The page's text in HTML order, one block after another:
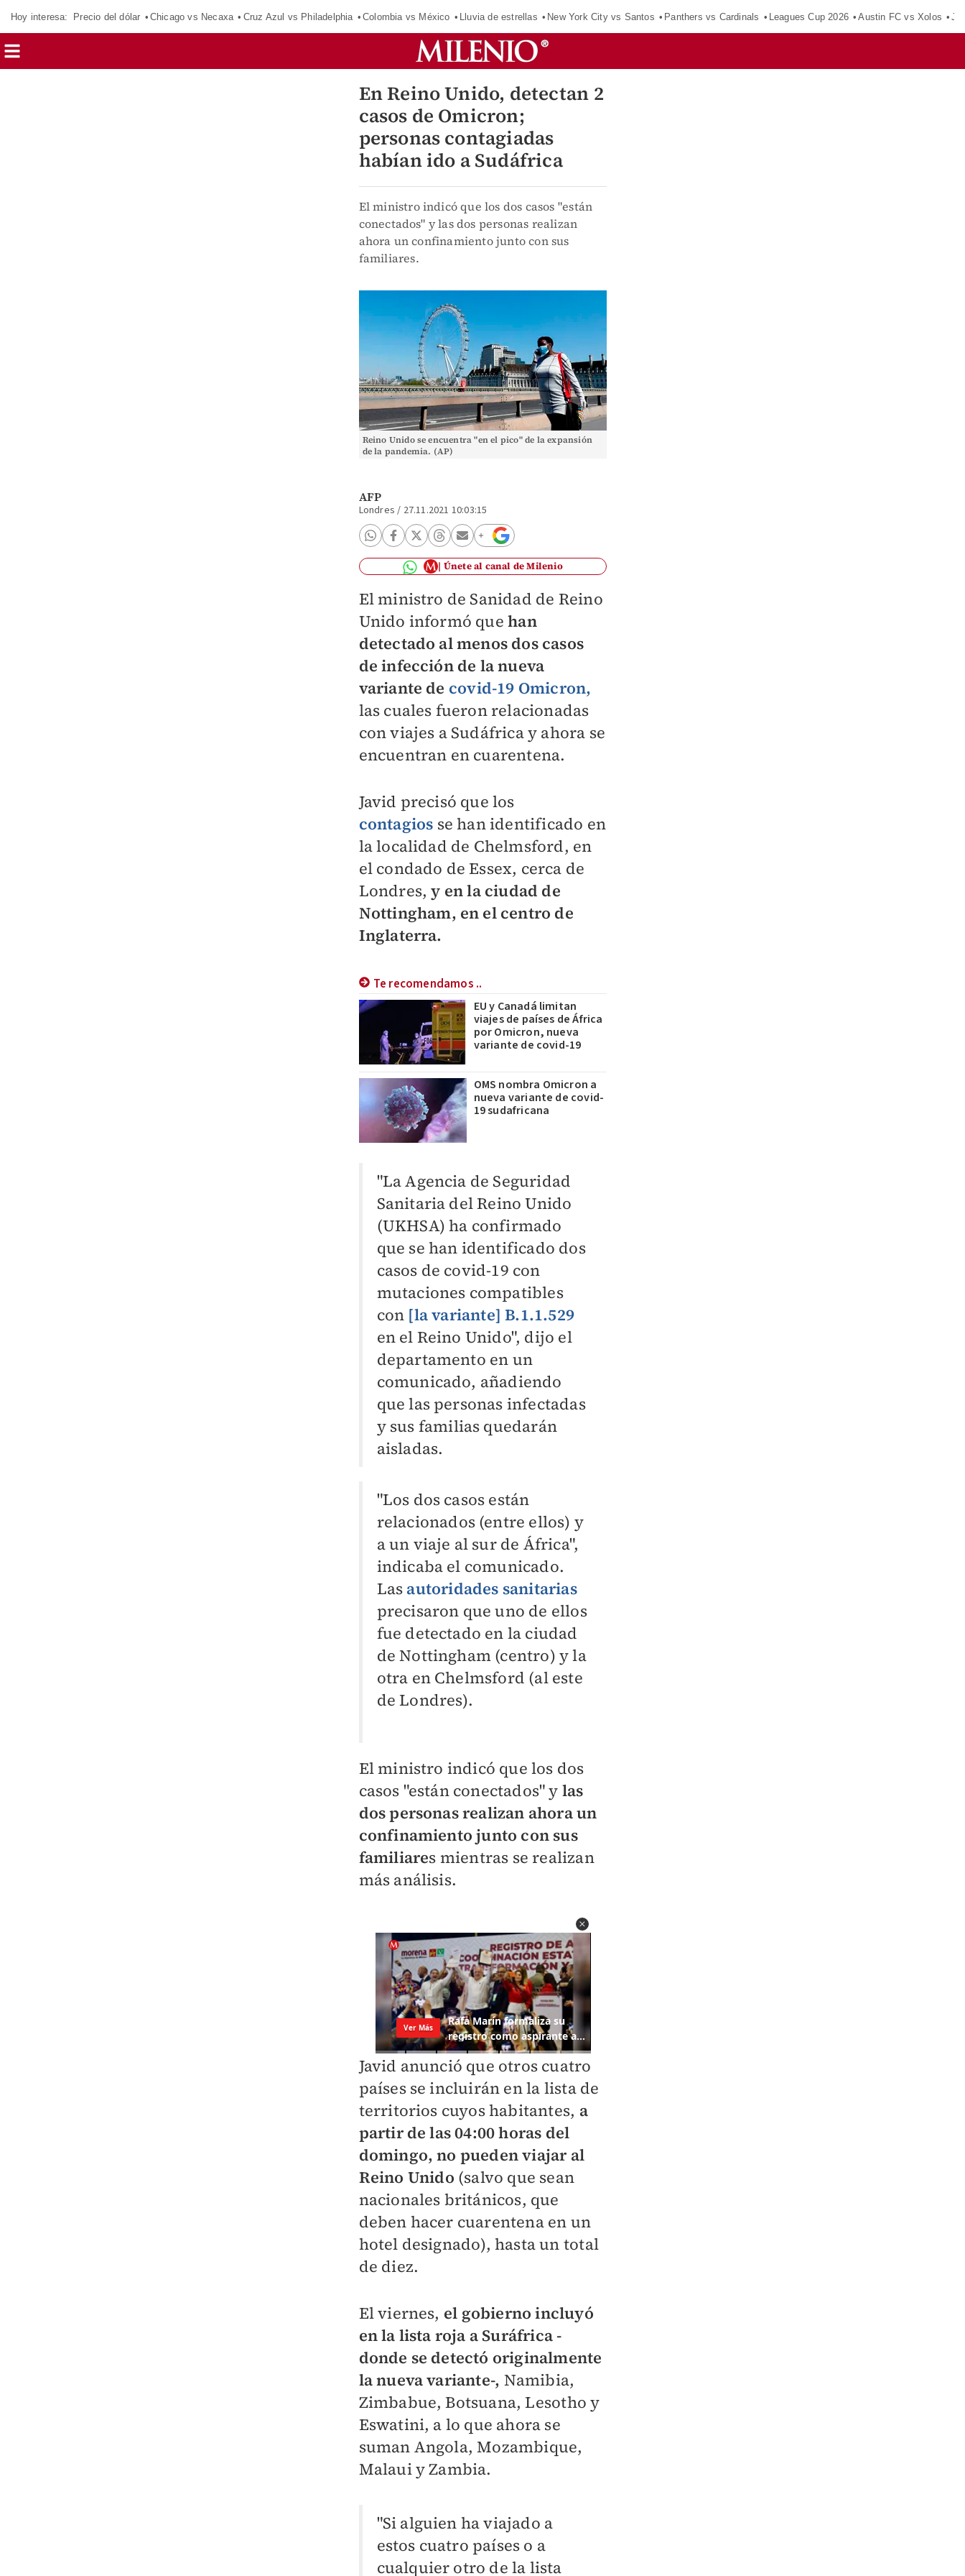
Hoy interesa: Precio del dólar Chicago vs Necaxa Cruz Azul vs Philadelphia Colombia vs México Lluvia de estrellas New York City vs Santos Panthers vs Cardinals Leagues Cup 2026 Austin FC vs Xolos
En Reino Unido, detectan 2
casos de Omicron;
personas contagiadas
habían ido a Sudáfrica
El ministro indicó que los dos casos "están
conectados" y las dos personas realizan
ahora un confinamiento junto con sus
familiares.
Reino Unido se encuentra "en el pico" de la expansión
de la pandemia. (AP)
AFP
Londres / 27.11.2021 10:03:15
Únete al canal de Milenio
El ministro de Sanidad de Reino
Unido informó que han
detectado al menos dos casos
de infección de la nueva
variante de covid-19 Omicron,
las cuales fueron relacionadas
con viajes a Sudáfrica y ahora se
encuentran en cuarentena.
Javid precisó que los
contagios se han identificado en
la localidad de Chelmsford, en
el condado de Essex, cerca de
Londres,y en la ciudad de
Nottingham, en el centro de
Inglaterra.
Te recomendamos ..
EU y Canadá limitan
viajes de países de África
por Omicron, nueva
variante de covid-19
OMS nombra Omicron a
nueva variante de covid-
19 sudafricana
"La Agencia de Seguridad
Sanitaria del Reino Unido
(UKHSA) ha confirmado
que se han identificado dos
casos de covid-19 con
mutaciones compatibles
con [la variante] B.1.1.529
en el Reino Unido", dijo el
departamento en un
comunicado, añadiendo
que las personas infectadas
y sus familias quedarán
aisladas.
"Los dos casos están
relacionados (entre ellos) y
a un viaje al sur de África",
indicaba el comunicado.
Las autoridades sanitarias
precisaron que uno de ellos
fue detectado en la ciudad
de Nottingham (centro) y la
otra en Chelmsford (al este
de Londres).
El ministro indicó que los dos
casos "están conectados" y las
dos personas realizan ahora un
confinamiento junto con sus
familiares mientras se realizan
más análisis.
Javid anunció que otros cuatro
países se incluirán en la lista de
territorios cuyos habitantes, a
partir de las 04:00 horas del
domingo, no pueden viajar al
Reino Unido (salvo que sean
nacionales británicos, que
deben hacer cuarentena en un
hotel designado), hasta un total
de diez.
El viernes, el gobierno incluyó
en la lista roja a Suráfrica -
donde se detectó originalmente
la nueva variante-, Namibia,
Zimbabue, Botsuana, Lesotho y
Eswatini, a lo que ahora se
suman Angola, Mozambique,
Malaui y Zambia.
"Si alguien ha viajado a
estos cuatro países o a
cualquier otro de la lista